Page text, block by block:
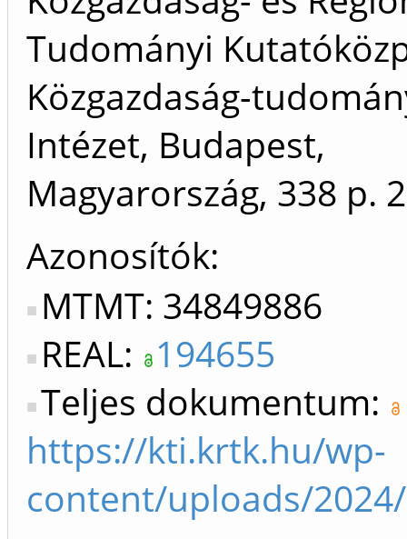
Tudományi
Közgazdaság-
Intézet, Budapest,
Magyarország, 338 p.
Azonosítók
MTMT: 34849886
REAL: 194655
Teljes dokumentum:
https://kti.krtk.hu/wp-
content/uploads/